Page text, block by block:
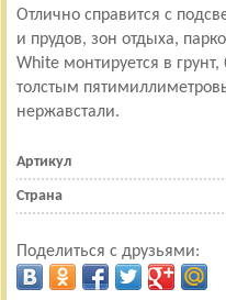
Отлично справится с
и прудов, зон отдыха,
White монтируется в
толстым
нержавстали.
Артикул
Страна
Поделиться с друзьями: